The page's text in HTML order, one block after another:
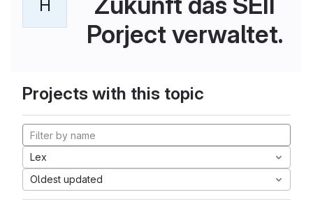
H
Porject verwaltet.
Projects with this topic
Lex
Oldest updated